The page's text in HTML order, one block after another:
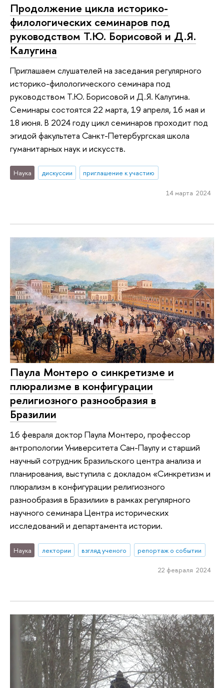
Продолжение цикла историко-
филологических семинаров под
руководством Т.Ю. Борисовой и Д.Я.
Калугина
Приглашаем слушателей на заседания регулярного
историко-филологического семинара под
руководством Т.Ю. Борисовой и Д.Я. Калугина.
Семинары состоятся 22 марта, 19 апреля, 16 мая и
18 июня. В 2024 году цикл семинаров проходит под
эгидой факультета Санкт-Петербургская школа
гуманитарных наук и искусств.
Наука дискуссии приглашение к участию
14 марта 2024
Паула Монтеро о синкретизме и
плюрализме в конфигурации
религиозного разнообразия в
Бразилии
16 февраля доктор Паула Монтеро, профессор
антропологии Университета Сан-Паулу и старший
научный сотрудник Бразильского центра анализа и
планирования, выступила с докладом «Синкретизм и
плюрализм в конфигурации религиозного
разнообразия в Бразилии» в рамках регулярного
научного семинара Центра исторических
исследований и департамента истории.
Наука лектории взгляд ученого репортаж о событии
22 февраля 2024